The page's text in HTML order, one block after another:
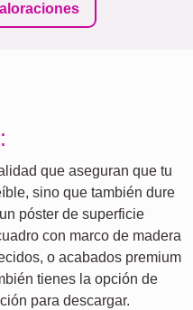
que aseguran que tu
sino que también dure
póster de superficie
con marco de madera
o acabados premium
tienes la opción de
para descargar.